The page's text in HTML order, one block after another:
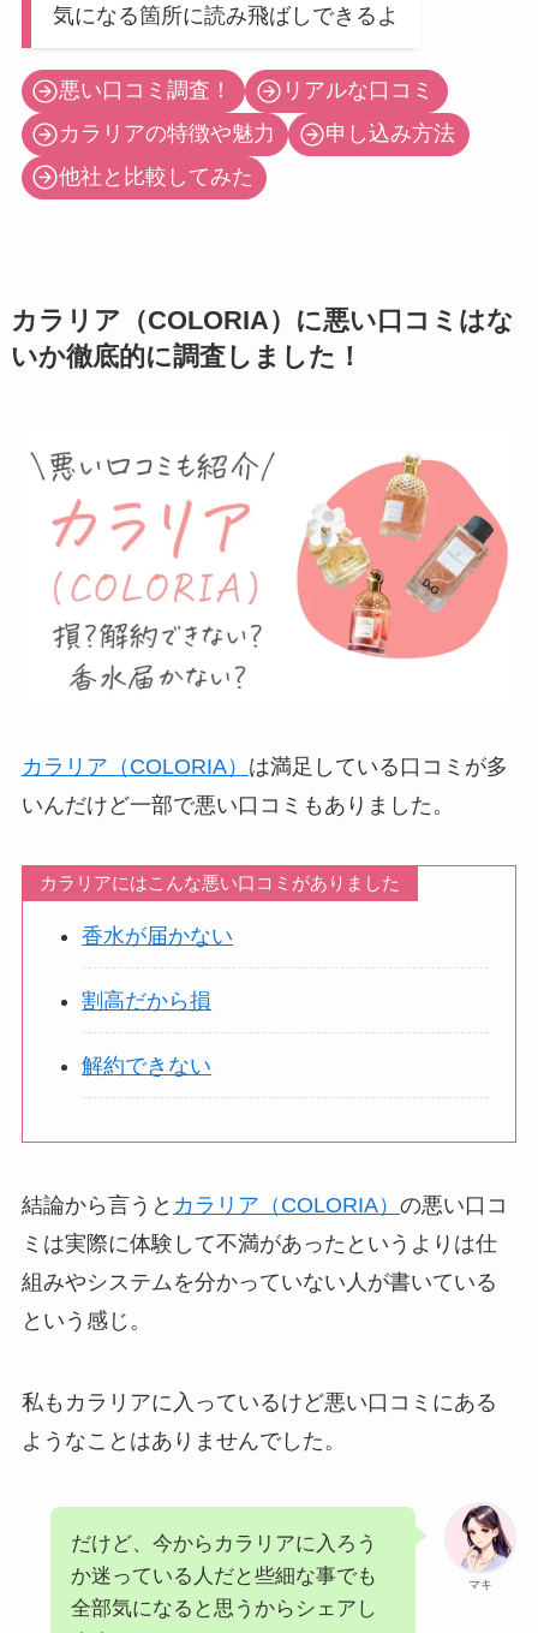
気になる箇所に読み飛ばしできるよ
悪い口コミ調査！
リアルな口コミ
カラリアの特徴や魅力
申し込み方法
他社と比較してみた
カラリア（COLORIA）に悪い口コミはな
いか徹底的に調査しました！
カラリア（COLORIA） は満足している口コミが多
いんだけど一部で悪い口コミもありました。
カラリアにはこんな悪い口コミがありました
香水が届かない
割高だから損
解約できない
結論から言うと カラリア（COLORIA） の悪い口コ
ミは実際に体験して不満があったというよりは仕
組みやシステムを分かっていない人が書いている
という感じ。
私もカラリアに入っているけど悪い口コミにある
ようなことはありませんでした。
マキ
だけど、今からカラリアに入ろう
か迷っている人だと些細な事でも
全部気になると思うからシェアし